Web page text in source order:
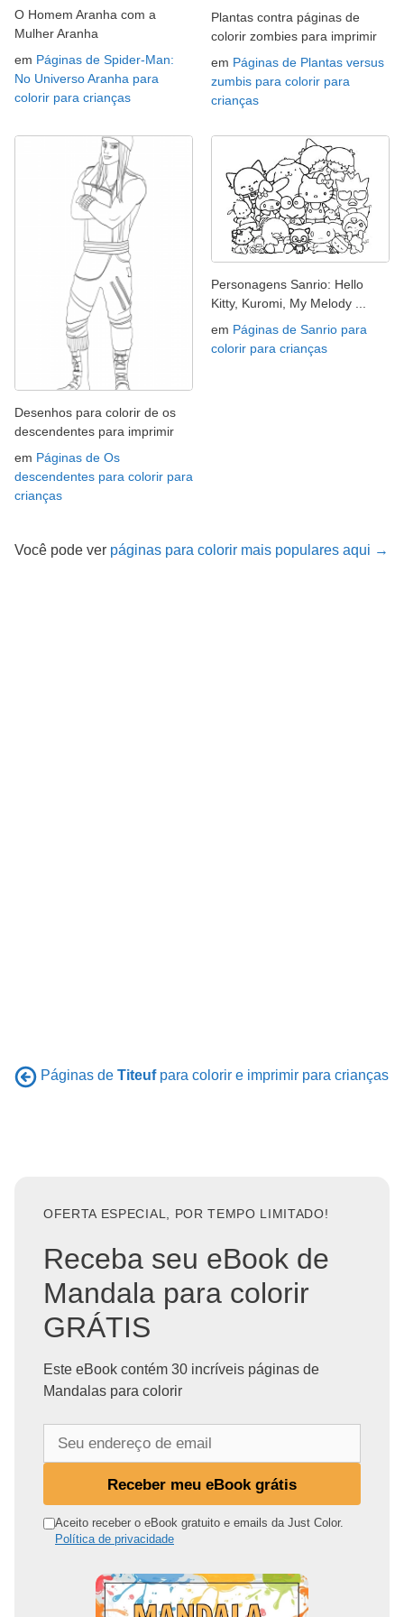
O Homem Aranha com a
Mulher Aranha
em Páginas de Spider-Man:
No Universo Aranha para
colorir para crianças
Plantas contra páginas de
colorir zombies para imprimir
em Páginas de Plantas versus
zumbis para colorir para
crianças
Desenhos para colorir de os
descendentes para imprimir
em Páginas de Os
descendentes para colorir para
crianças
Personagens Sanrio: Hello
Kitty, Kuromi, My Melody ...
em Páginas de Sanrio para
colorir para crianças
Você pode ver páginas para colorir mais populares aqui →
Páginas de Titeufpara colorir e imprimir para crianças
OFERTA ESPECIAL, POR TEMPO LIMITADO!
Receba seu eBook de
Mandala para colorir
GRÁTIS
Este eBook contém 30 incríveis páginas de
Mandalas para colorir
n
Receber meu eBook grátis
Aceito receber o eBook gratuito e emails da Just Color.
Política de privacidade